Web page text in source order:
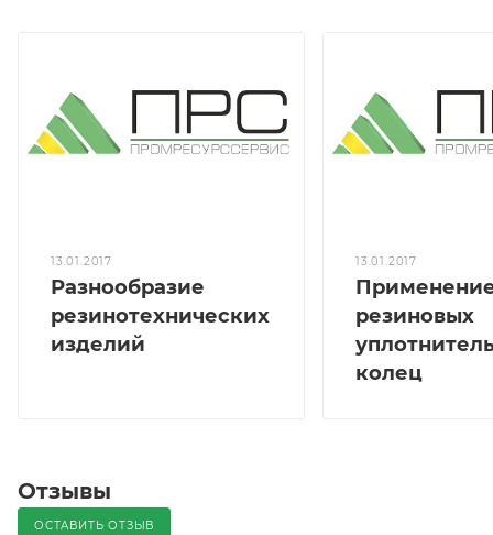
13.01.2017
Разнообразие
резинотехнических
изделий
13.01.2017
резиновых
колец
Отзывы
ОСТАВИТЬ ОТЗЫВ